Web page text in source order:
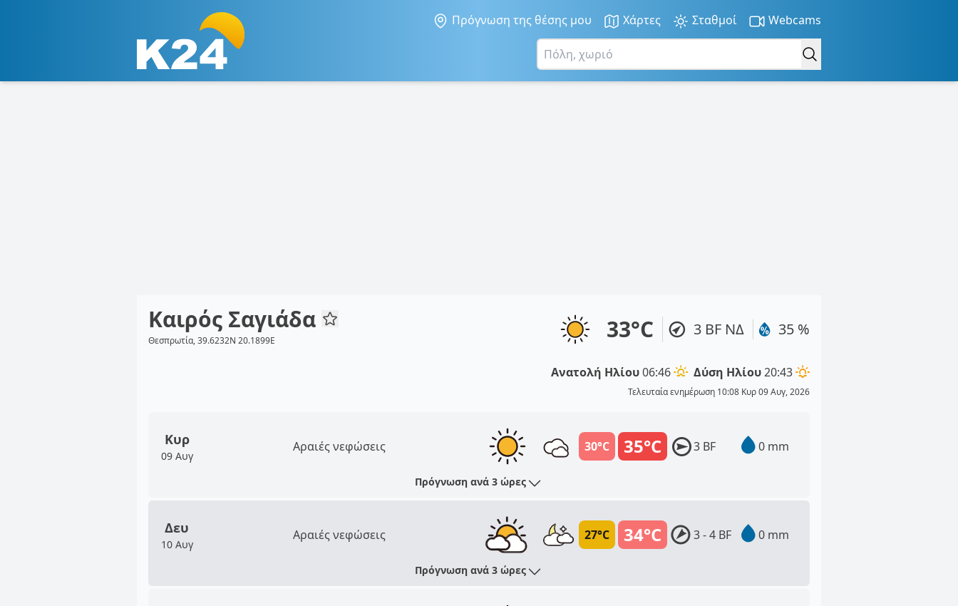
Πρόγνωση της θέσης μου Χάρτες Σταθμοί Webcams
Καιρός Σαγιάδα
Θεσπρωτία, 39.6232N 20.1899E 33°C 3 BF ΝΔ 35 %
Ανατολή Ηλίου06:46 Δύση Ηλίου20:43
Τελευταία ενημέρωση 10:08 Κυρ 09 Αυγ, 2026
Κυρ
09 Αυγ
Αραιές νεφώσεις 35°C
30°C 3 BF 0 mm
Πρόγνωση ανά 3 ώρες
Δευ
10 Αυγ
Αραιές νεφώσεις 34°C
27°C 3 - 4 BF 0 mm
Πρόγνωση ανά 3 ώρες